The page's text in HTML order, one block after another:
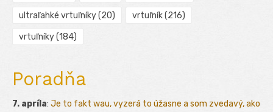
ultraľahké vrtuľníky(20) vrtuľník(216)
vrtuľníky(184)
Poradňa
7. apríla: Je to fakt wau, vyzerá to úžasne a som zvedavý, ako